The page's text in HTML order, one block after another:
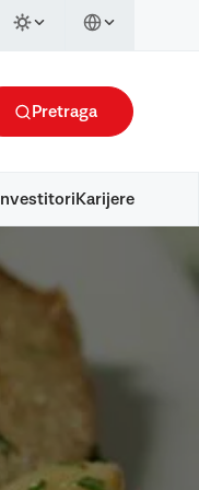
Pretraga
Investitori Karijere